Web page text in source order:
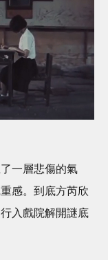
一層悲傷的氣
感。到底方芮欣
入戲院解開謎底